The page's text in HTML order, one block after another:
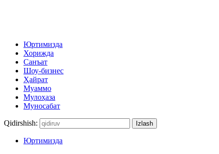
Юртимизда
Хорижда
Санъат
Шоу-бизнес
Ҳайрат
Муаммо
Мулоҳаза
Муносабат
Qidirshish:
Юртимизда